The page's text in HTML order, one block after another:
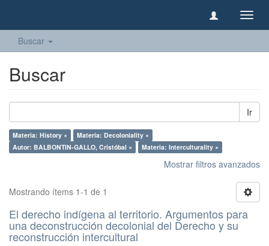
Buscar
Buscar
Ir
Materia: History ×
Materia: Decoloniality ×
Autor: BALBONTIN-GALLO, Cristóbal ×
Materia: Interculturality ×
Mostrar filtros avanzados
Mostrando ítems 1-1 de 1
El derecho indígena al territorio. Argumentos para
una deconstrucción decolonial del Derecho y su
reconstrucción intercultural